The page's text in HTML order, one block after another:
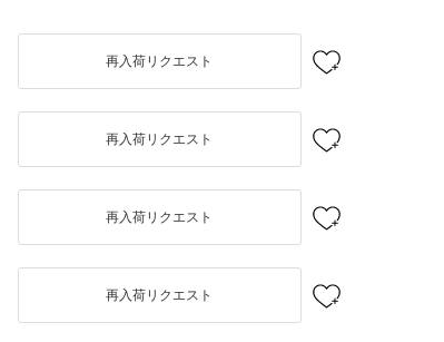
再入荷リクエスト
再入荷リクエスト
再入荷リクエスト
再入荷リクエスト